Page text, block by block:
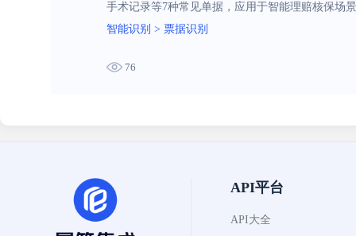
手术记录等7种常见单据，应用于智能理赔核保场
智能识别 > 票据识别
76
API平台
API大全